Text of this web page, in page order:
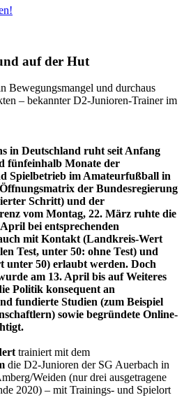
auf der Hut
Bewegungsmangel und durchaus
– bekannter D2-Junioren-Trainer im
in Deutschland ruht seit Anfang
fünfeinhalb Monate der
Spielbetrieb im Amateurfußball in
der Bundesregierung
Schritt) und der
vom Montag, 22. März ruhte die
bei entsprechenden
mit Kontakt (Landkreis-Wert
Test, unter 50: ohne Test) und
unter 50) erlaubt werden. Doch
am 13. April bis auf Weiteres
Politik konsequent an
fundierte Studien (zum Beispiel
sowie begründete Online-
trainiert mit dem
die D2-Junioren der SG Auerbach in
Weiden (nur drei ausgetragene
2020) – mit Trainings- und Spielort